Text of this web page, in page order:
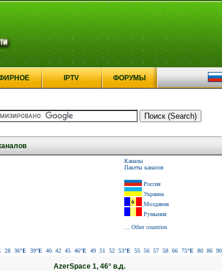
IPTV ФОРУМЫ
Каналы
Пакеты каналов
Россия
Украина
Молдавия
Румыния
... Other countries
28 36°E 39°E 40 42 45 46°E 49 51 52 53°E 55 56 57 58 66 75°E 80 86 90
AzerSpace 1, 46° в.д.